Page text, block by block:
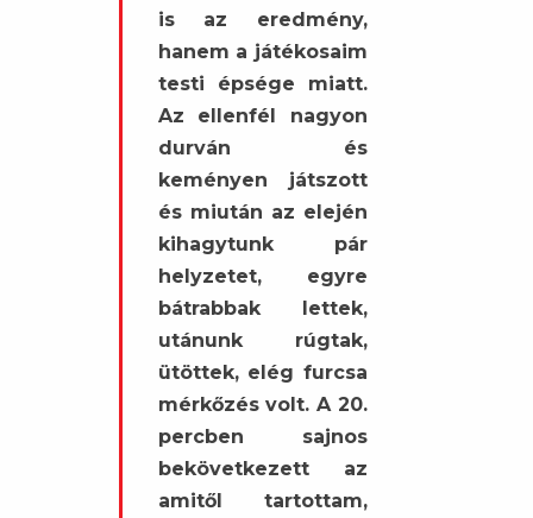
is az eredmény,
hanem a játékosaim
testi épsége miatt.
Az ellenfél nagyon
durván és
keményen játszott
és miután az elején
kihagytunk pár
helyzetet, egyre
bátrabbak lettek,
utánunk rúgtak,
ütöttek, elég furcsa
mérkőzés volt. A 20.
percben sajnos
bekövetkezett az
amitől tartottam,